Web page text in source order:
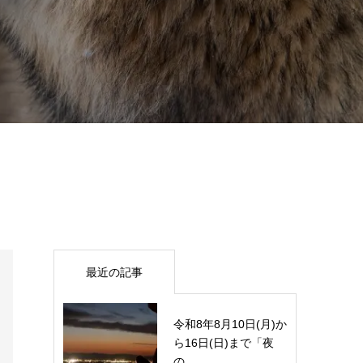
最近の記事
令和8年8月10日(月)か
ら16日(日)まで「夜